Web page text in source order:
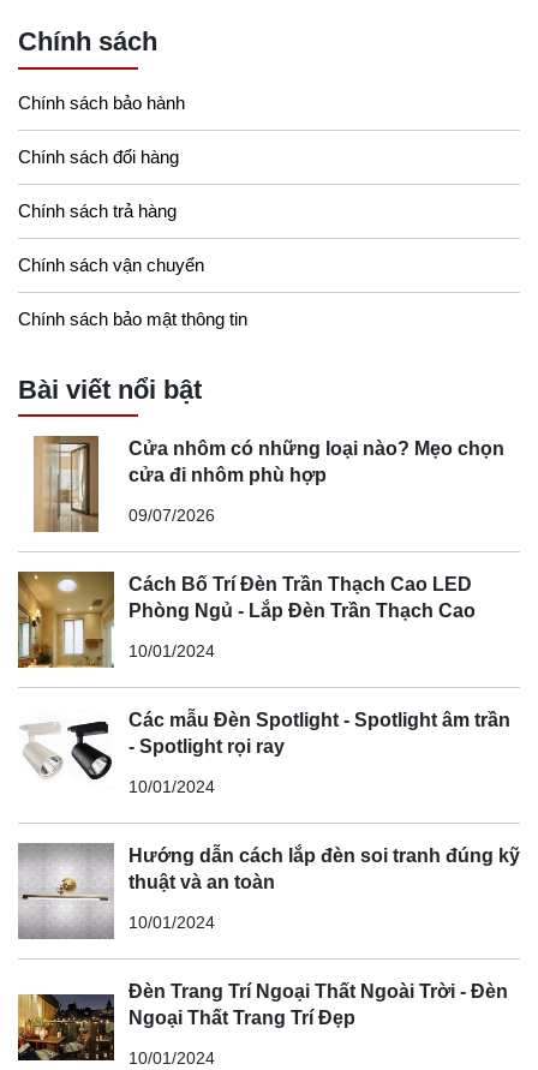
Chính sách
Chính sách bảo hành
Chính sách đổi hàng
Chính sách trả hàng
Chính sách vận chuyển
Chính sách bảo mật thông tin
Bài viết nổi bật
Cửa nhôm có những loại nào? Mẹo chọn
cửa đi nhôm phù hợp
09/07/2026
Cách Bố Trí Đèn Trần Thạch Cao LED
Phòng Ngủ - Lắp Đèn Trần Thạch Cao
10/01/2024
Các mẫu Đèn Spotlight - Spotlight âm trần
- Spotlight rọi ray
10/01/2024
Hướng dẫn cách lắp đèn soi tranh đúng kỹ
thuật và an toàn
10/01/2024
Đèn Trang Trí Ngoại Thất Ngoài Trời - Đèn
Ngoại Thất Trang Trí Đẹp
10/01/2024